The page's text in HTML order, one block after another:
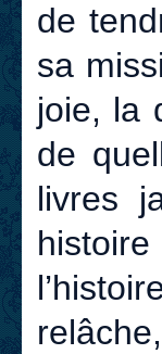
de
sa
joie, la
de
livres